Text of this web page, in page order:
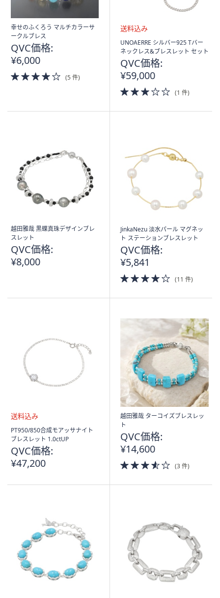
幸せのふくろう マルチカラーサ
ークルブレス
QVC価格:
¥6,000
4.0
of
(5 件)
送
料
み
UNOAERRE シルバー925 Tバー
ネックレス&ブレスレット セット
QVC価格:
¥59,000
3.0
of
(1 件)
越田雅哉 黒蝶真珠デザインブレ
スレット
QVC価格:
¥8,000
JinkaNezu 淡水パール マグネッ
ト ステーションブレスレット
QVC価格:
¥5,841
4.0
of
(11 件)
送
料
み
PT950/850合成モアッサナイト
ブレスレット 1.0ctUP
QVC価格:
¥47,200
越田雅哉 ターコイズブレスレッ
ト
QVC価格:
¥14,600
3.5
of
(3 件)